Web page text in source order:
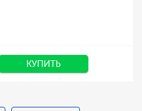
КУПИТЬ